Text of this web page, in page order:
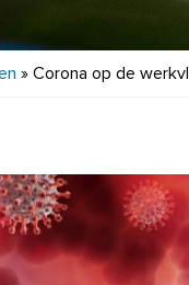
» Corona op de